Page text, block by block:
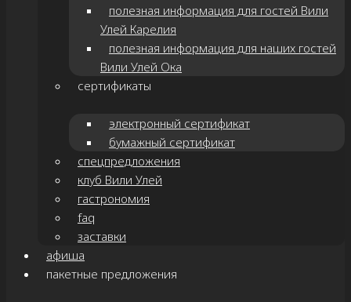
полезная информация для гостей Вили
Улей Карелия
полезная информация для наших гостей
Вили Улей Ока
сертификаты
электронный сертификат
бумажный сертификат
спецпредложения
клуб Вили Улей
гастрономия
faq
заставки
афиша
пакетные предложения